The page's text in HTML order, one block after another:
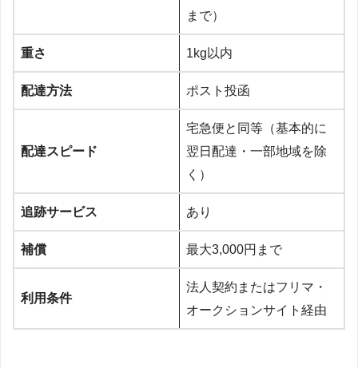
まで）
重さ 1kg以内
配達方法 ポスト投函
配達スピード
宅急便と同等（基本的に
翌日配達・一部地域を除
く）
追跡サービス あり
補償 最大3,000円まで
利用条件
法人契約またはフリマ・
オークションサイト経由